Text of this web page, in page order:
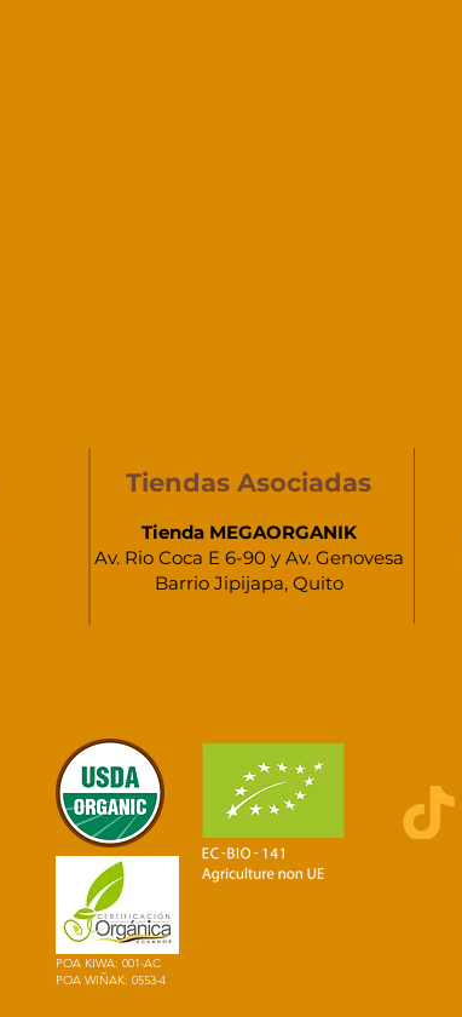
Tiendas Asociadas
Tienda MEGAORGANIK
Av. Rio Coca E 6-90 y Av. Genovesa
Barrio Jipijapa, Quito
POA KIWA: 001-AC
POA WIÑAK: 0553-4